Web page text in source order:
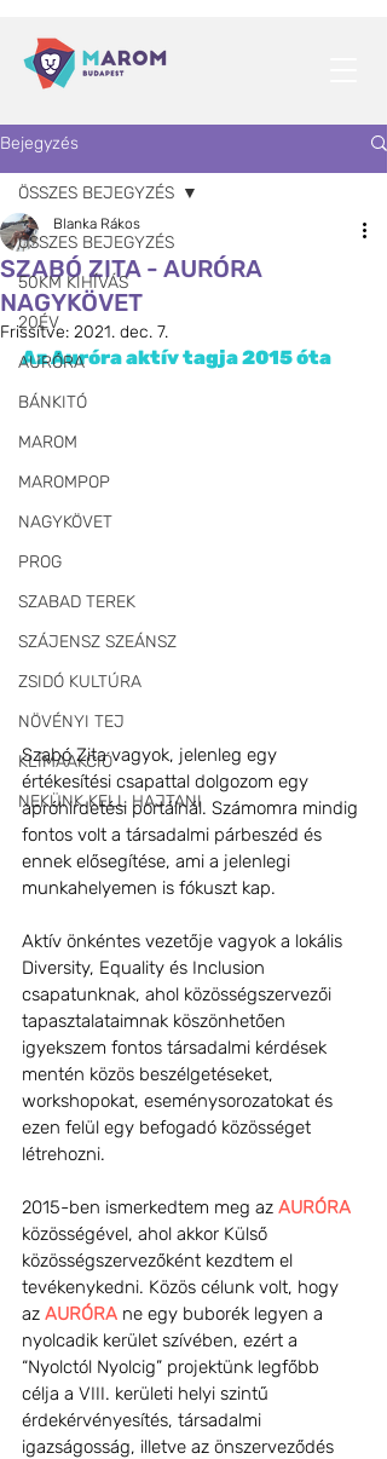
Bejegyzés
ÖSSZES BEJEGYZÉS
50KM KIHÍVÁS
20ÉV
AURÓRA
BÁNKITÓ
MAROM
MAROMPOP
NAGYKÖVET
PROG
SZABAD TEREK
SZÁJENSZ SZEÁNSZ
ZSIDÓ KULTÚRA
NÖVÉNYI TEJ
KLÍMAAKCIÓ
NEKÜNK KELL HAJTANI
ÖSSZES BEJEGYZÉS
SZABÓ ZITA - AURÓRA
NAGYKÖVET
Blanka Rákos
Frissítve: 2021. dec. 7.
Az Auróra aktív tagja 2015 óta
Szabó Zita vagyok, jelenleg egy
értékesítési csapattal dolgozom egy
apróhirdetési portálnál. Számomra mindig
fontos volt a társadalmi párbeszéd és
ennek elősegítése, ami a jelenlegi
munkahelyemen is fókuszt kap.
Aktív önkéntes vezetője vagyok a lokális
Diversity, Equality és Inclusion
csapatunknak, ahol közösségszervezői
tapasztalataimnak köszönhetően
igyekszem fontos társadalmi kérdések
mentén közös beszélgetéseket,
workshopokat, eseménysorozatokat és
ezen felül egy befogadó közösséget
létrehozni.
2015-ben ismerkedtem meg az AURÓRA
közösségével, ahol akkor Külső
közösségszervezőként kezdtem el
tevékenykedni. Közös célunk volt, hogy
az AURÓRA ne egy buborék legyen a
nyolcadik kerület szívében, ezért a
“Nyolctól Nyolcig” projektünk legfőbb
célja a VIII. kerületi helyi szintű
érdekérvényesítés, társadalmi
igazságosság, illetve az önszerveződés